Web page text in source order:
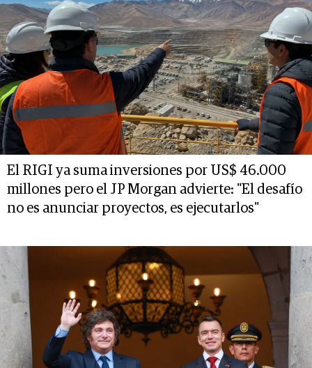
El RIGI ya suma inversiones por US$ 46.000
millones pero el JP Morgan advierte: "El desafío
no es anunciar proyectos, es ejecutarlos"